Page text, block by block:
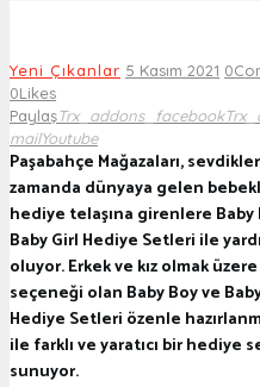
Yeni Çıkanlar 5 Kasım 2021 0
0Likes
PaylaşTrx_addons_facebook
mailYoutube
Paşabahçe Mağazaları,
zamanda dünyaya gelen
hediye telaşına girenlere Baby
Baby Girl Hediye Setleri ile
oluyor. Erkek ve kız olmak
seçeneği olan Baby Boy ve
Hediye Setleri özenle
ile farklı ve yaratıcı bir hediye
sunuyor.